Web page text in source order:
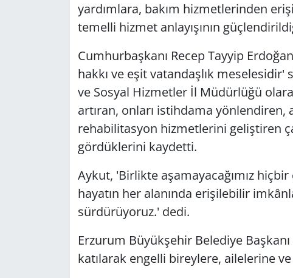
yardımlara, bakım hizmetlerinden
temelli hizmet anlayışının
Cumhurbaşkanı Recep Tayyip
hakkı ve eşit vatandaşlık
ve Sosyal Hizmetler İl Müdürlüğü
artıran, onları istihdama
rehabilitasyon hizmetlerini geliştiren
gördüklerini kaydetti.
Aykut, 'Birlikte aşamayacağımız
hayatın her alanında erişilebilir
sürdürüyoruz.' dedi.
Erzurum Büyükşehir Belediye
katılarak engelli bireylere, ailelerine